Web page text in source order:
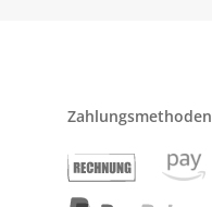
Zahlungsmethoden